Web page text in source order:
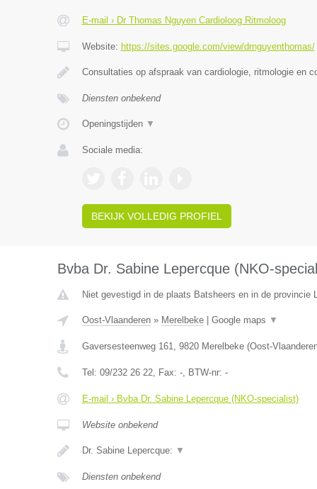
E-mail › Dr Thomas Nguyen Cardioloog Ritmoloog
Website: https://sites.google.com/view/drnguyenthomas/|
Consultaties op afspraak van cardiologie, ritmologie en
Diensten onbekend
Openingstijden ▼
Sociale media:
BEKIJK VOLLEDIG PROFIEL
Bvba Dr. Sabine Lepercque (NKO-
Niet gevestigd in de plaats Batsheers en in de provincie
Oost-Vlaanderen» Merelbeke| Google maps ▼
Gaversesteenweg 161, 9820 Merelbeke(Oost-
Tel: 09/232 26 22, Fax: -, BTW-nr: -
E-mail › Bvba Dr. Sabine Lepercque (NKO-specialist)
Website onbekend
Dr. Sabine Lepercque: ▼
Diensten onbekend